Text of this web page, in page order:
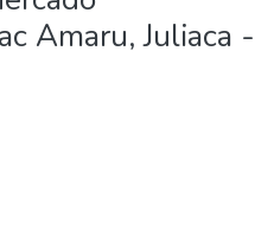
Amaru, Juliaca -